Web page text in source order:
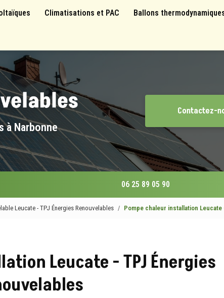
Climatisations et PAC Ballons
à Narbonne
Contactez-
06 25 89 05 90
Leucate - TPJ Énergies Renouvelables Pompe chaleur installation
Leucate - TPJ Énergies